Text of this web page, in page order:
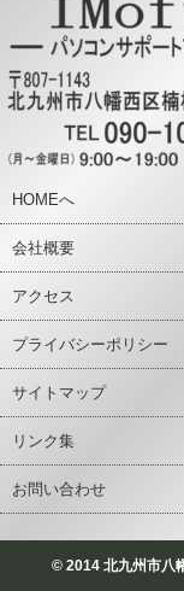
HOMEへ
会社概要
アクセス
プライバシーポリシー
サイトマップ
リンク集
お問い合わせ
© 2014 北九州市八